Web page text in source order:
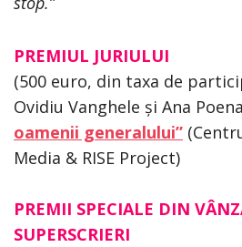
PREMIUL JURIULUI
(500 euro, din taxa de
Ovidiu Vanghele și Ana
oamenii generalului”
Media & RISE Project)
PREMII SPECIALE DIN
SUPERSCRIERI